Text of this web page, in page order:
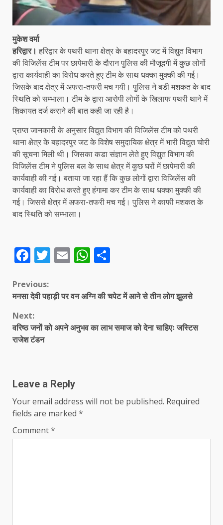
मुकेश वर्मा
हरिद्वार। हरिद्वार के पथरी थाना क्षेत्र के बहादरपुर जट में विद्युत विभाग
की विजिलेंस टीम पर छापेमारी के दौरान पुलिस की मौजूदगी में कुछ लोगों
द्वारा कार्यवाही का विरोध करते हुए टीम के साथ धक्का मुक्की की गई।
जिसके बाद क्षेत्र में अफरा-तफरी मच गयी। पुलिस ने बडी मशकत के बाद
स्थिति को सम्भाला। टीम के द्वारा आरोपी लोगों के खिलाफ पथरी थाने में
शिकायत दर्ज कराने की बात कही जा रही है।
प्राप्त जानकारी के अनुसार विद्युत विभाग की विजिलेंस टीम को पथरी
थाना क्षेत्र के बहादरपुर जट के विशेष समुदायिक क्षेत्र में भारी विद्युत चोरी
की सूचना मिली थी। जिसका कडा संज्ञान लेते हुए विद्युत विभाग की
विजिलेंस टीम ने पुलिस बल के साथ क्षेत्र में कुछ घरों में छापेमारी की
कार्यवाही की गई। बताया जा रहा हैं कि कुछ लोगों द्वारा विजिलेंस की
कार्यवाही का विरोध करते हुए हंगामा कर टीम के साथ धक्का मुक्की की
गई। जिससे क्षेत्र में अफरा-तफरी मच गई। पुलिस ने काफी मशकत के
बाद स्थिति को सम्भाला।
Facebook
Twitter
EmailWhatsApp
Continue
Reading
Previous:
मनसा देवी पहाड़ी पर वन अग्नि की चपेट में आने से तीन लोग झुलसे
Next:
वरिष्ठ जनों को अपने अनुभव का लाभ समाज को देना चाहिएः जस्टिस
राजेश टंडन
Leave a Reply
Your email address will not be published. Required
fields are marked *
Comment*